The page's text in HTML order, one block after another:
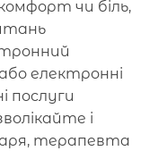
чи біль,
електронні
послуги
і
терапевта